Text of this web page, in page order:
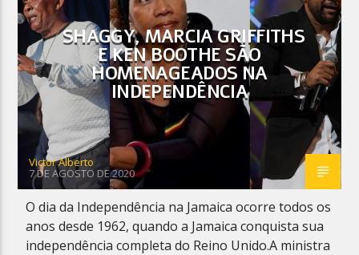
Planeta Reggae
SHAGGY, MARCIA GRIFFITHS
E KEN BOOTHE SÃO
HOMENAGEADOS NA
INDEPENDÊNCIA
Victor Alberto
7 DE AGOSTO DE 2020
O dia da Independência na Jamaica ocorre todos os
anos desde 1962, quando a Jamaica conquista sua
independência completa do Reino Unido.A ministra